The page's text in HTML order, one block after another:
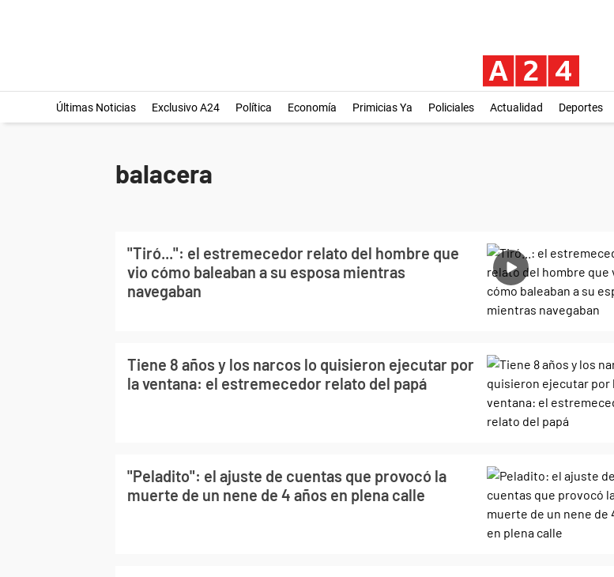
Últimas Noticias Exclusivo A24 Política Economía Primicias Ya Policiales Actualidad Deportes
balacera
"Tiró...": el estremecedor relato del hombre que
vio cómo baleaban a su esposa mientras
navegaban
Tiene 8 años y los narcos lo quisieron ejecutar por
la ventana: el estremecedor relato del papá
"Peladito": el ajuste de cuentas que provocó la
muerte de un nene de 4 años en plena calle